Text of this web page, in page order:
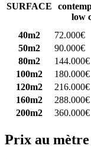
SURFACE
low
40m2
72.000€
50m2
90.000€
80m2
144.000€
100m2
180.000€
120m2
216.000€
160m2
288.000€
200m2
360.000€
Prix au